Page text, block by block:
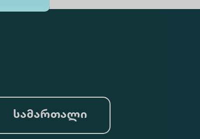
სამართალი